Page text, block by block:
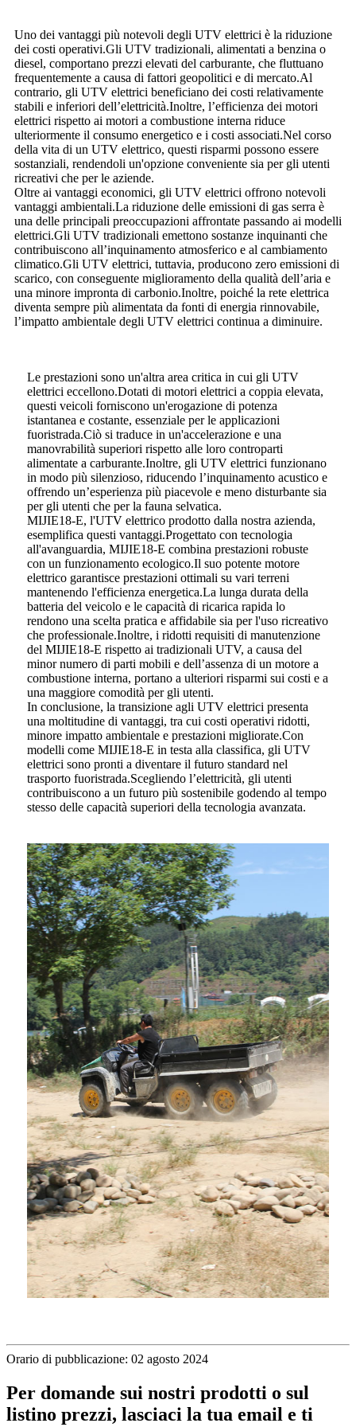
Uno dei vantaggi più notevoli degli UTV elettrici è la riduzione
dei costi operativi.Gli UTV tradizionali, alimentati a benzina o
diesel, comportano prezzi elevati del carburante, che fluttuano
frequentemente a causa di fattori geopolitici e di mercato.Al
contrario, gli UTV elettrici beneficiano dei costi relativamente
stabili e inferiori dell’elettricità.Inoltre, l’efficienza dei motori
elettrici rispetto ai motori a combustione interna riduce
ulteriormente il consumo energetico e i costi associati.Nel corso
della vita di un UTV elettrico, questi risparmi possono essere
sostanziali, rendendoli un'opzione conveniente sia per gli utenti
ricreativi che per le aziende.
Oltre ai vantaggi economici, gli UTV elettrici offrono notevoli
vantaggi ambientali.La riduzione delle emissioni di gas serra è
una delle principali preoccupazioni affrontate passando ai modelli
elettrici.Gli UTV tradizionali emettono sostanze inquinanti che
contribuiscono all’inquinamento atmosferico e al cambiamento
climatico.Gli UTV elettrici, tuttavia, producono zero emissioni di
scarico, con conseguente miglioramento della qualità dell’aria e
una minore impronta di carbonio.Inoltre, poiché la rete elettrica
diventa sempre più alimentata da fonti di energia rinnovabile,
l’impatto ambientale degli UTV elettrici continua a diminuire.
Le prestazioni sono un'altra area critica in cui gli UTV
elettrici eccellono.Dotati di motori elettrici a coppia elevata,
questi veicoli forniscono un'erogazione di potenza
istantanea e costante, essenziale per le applicazioni
fuoristrada.Ciò si traduce in un'accelerazione e una
manovrabilità superiori rispetto alle loro controparti
alimentate a carburante.Inoltre, gli UTV elettrici funzionano
in modo più silenzioso, riducendo l’inquinamento acustico e
offrendo un’esperienza più piacevole e meno disturbante sia
per gli utenti che per la fauna selvatica.
MIJIE18-E, l'UTV elettrico prodotto dalla nostra azienda,
esemplifica questi vantaggi.Progettato con tecnologia
all'avanguardia, MIJIE18-E combina prestazioni robuste
con un funzionamento ecologico.Il suo potente motore
elettrico garantisce prestazioni ottimali su vari terreni
mantenendo l'efficienza energetica.La lunga durata della
batteria del veicolo e le capacità di ricarica rapida lo
rendono una scelta pratica e affidabile sia per l'uso ricreativo
che professionale.Inoltre, i ridotti requisiti di manutenzione
del MIJIE18-E rispetto ai tradizionali UTV, a causa del
minor numero di parti mobili e dell’assenza di un motore a
combustione interna, portano a ulteriori risparmi sui costi e a
una maggiore comodità per gli utenti.
In conclusione, la transizione agli UTV elettrici presenta
una moltitudine di vantaggi, tra cui costi operativi ridotti,
minore impatto ambientale e prestazioni migliorate.Con
modelli come MIJIE18-E in testa alla classifica, gli UTV
elettrici sono pronti a diventare il futuro standard nel
trasporto fuoristrada.Scegliendo l’elettricità, gli utenti
contribuiscono a un futuro più sostenibile godendo al tempo
stesso delle capacità superiori della tecnologia avanzata.
Orario di pubblicazione: 02 agosto 2024
Per domande sui nostri prodotti o sul
listino prezzi, lasciaci la tua email e ti